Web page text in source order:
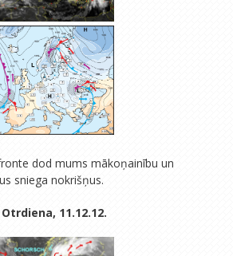
dod mums mākoņainību un
sniega nokrišņus.
Otrdiena, 11.12.12.